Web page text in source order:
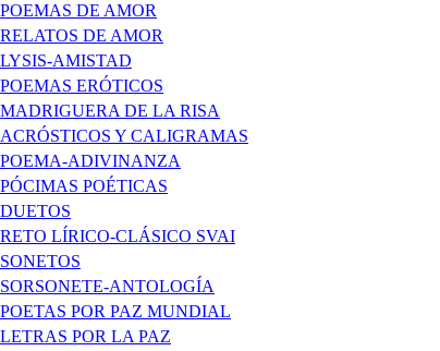
POEMAS DE AMOR
RELATOS DE AMOR
LYSIS-AMISTAD
POEMAS ERÓTICOS
MADRIGUERA DE LA RISA
ACRÓSTICOS Y CALIGRAMAS
POEMA-ADIVINANZA
PÓCIMAS POÉTICAS
DUETOS
RETO LÍRICO-CLÁSICO SVAI
SONETOS
SORSONETE-ANTOLOGÍA
POETAS POR PAZ MUNDIAL
LETRAS POR LA PAZ